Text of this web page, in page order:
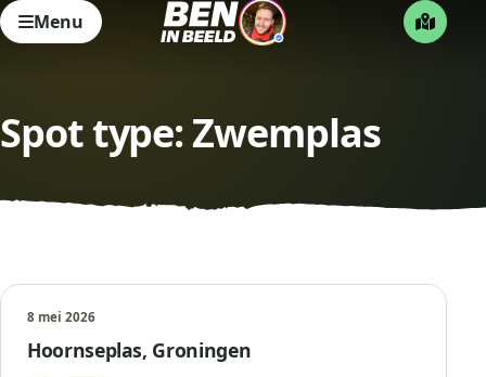
Menu
Spot type:Zwemplas
8 mei 2026
Hoornseplas, Groningen